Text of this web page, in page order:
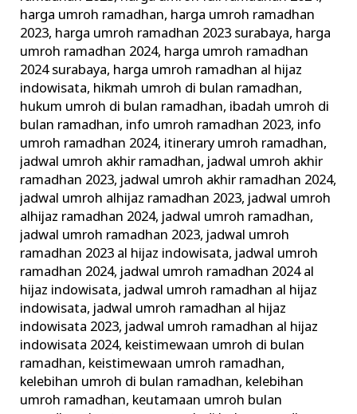
harga umroh ramadhan, harga umroh ramadhan
2023, harga umroh ramadhan 2023 surabaya, harga
umroh ramadhan 2024, harga umroh ramadhan
2024 surabaya, harga umroh ramadhan al hijaz
indowisata, hikmah umroh di bulan ramadhan,
hukum umroh di bulan ramadhan, ibadah umroh di
bulan ramadhan, info umroh ramadhan 2023, info
umroh ramadhan 2024, itinerary umroh ramadhan,
jadwal umroh akhir ramadhan, jadwal umroh akhir
ramadhan 2023, jadwal umroh akhir ramadhan 2024,
jadwal umroh alhijaz ramadhan 2023, jadwal umroh
alhijaz ramadhan 2024, jadwal umroh ramadhan,
jadwal umroh ramadhan 2023, jadwal umroh
ramadhan 2023 al hijaz indowisata, jadwal umroh
ramadhan 2024, jadwal umroh ramadhan 2024 al
hijaz indowisata, jadwal umroh ramadhan al hijaz
indowisata, jadwal umroh ramadhan al hijaz
indowisata 2023, jadwal umroh ramadhan al hijaz
indowisata 2024, keistimewaan umroh di bulan
ramadhan, keistimewaan umroh ramadhan,
kelebihan umroh di bulan ramadhan, kelebihan
umroh ramadhan, keutamaan umroh bulan